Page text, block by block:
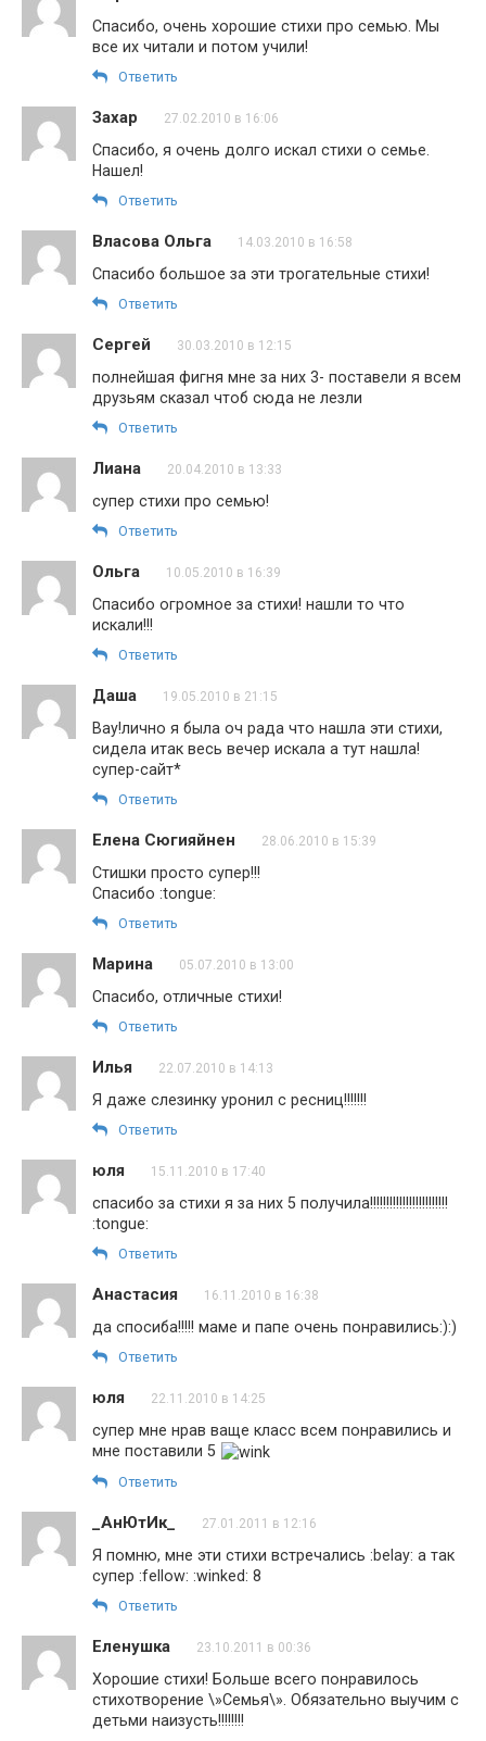
Спасибо, очень хорошие стихи про семью. Мы
все их читали и потом учили!
Ответить
Захар 27.02.2010 в 16:06
Спасибо, я очень долго искал стихи о семье.
Нашел!
Ответить
Власова Ольга 14.03.2010 в 16:58
Спасибо большое за эти трогательные стихи!
Ответить
Сергей 30.03.2010 в 12:15
полнейшая фигня мне за них 3- поставели я всем
друзьям сказал чтоб сюда не лезли
Ответить
Лиана 20.04.2010 в 13:33
супер стихи про семью!
Ответить
Ольга 10.05.2010 в 16:39
Спасибо огромное за стихи! нашли то что
искали!!!
Ответить
Даша 19.05.2010 в 21:15
Вау!лично я была оч рада что нашла эти стихи,
сидела итак весь вечер искала а тут нашла!
супер-сайт*
Ответить
Елена Сюгияйнен 28.06.2010 в 15:39
Стишки просто супер!!!
Спасибо :tongue:
Ответить
Марина 05.07.2010 в 13:00
Спасибо, отличные стихи!
Ответить
Илья 22.07.2010 в 14:13
Я даже слезинку уронил с ресниц!!!!!!!
Ответить
юля 15.11.2010 в 17:40
спасибо за стихи я за них 5 получила!!!!!!!!!!!!!!!!!!!!!!!!
:tongue:
Ответить
Анастасия 16.11.2010 в 16:38
да спосиба!!!!! маме и папе очень понравились:):)
Ответить
юля 22.11.2010 в 14:25
супер мне нрав ваще класс всем понравились и
мне поставили 5
Ответить
_АнЮтИк_ 27.01.2011 в 12:16
Я помню, мне эти стихи встречались :belay: а так
супер :fellow: :winked: 8
Ответить
Еленушка 23.10.2011 в 00:36
Хорошие стихи! Больше всего понравилось
стихотворение \»Семья\». Обязательно выучим с
детьми наизусть!!!!!!!!